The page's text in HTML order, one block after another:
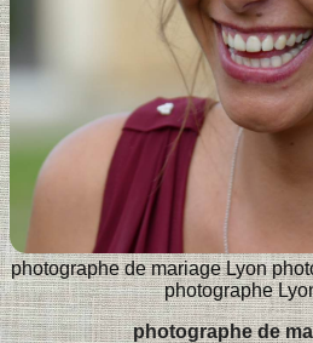
photographe de mariage Lyon
photographe
photographe de